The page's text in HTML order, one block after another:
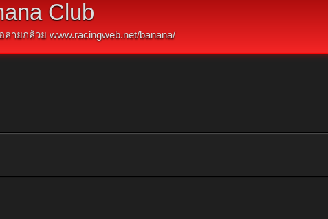
Club
ลายกล้วยwww.racingweb.net/banana/